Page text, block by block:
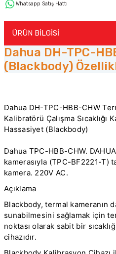
Whatsapp Satış Hattı
ÜRÜN BİLGİSİ
Dahua DH-TPC-
(Blackbody)
Dahua DH-TPC-HBB-CHW
Kalibratörü Çalışma Sıcaklığı
Hassasiyet (Blackbody)
Dahua TPC-HBB-CHW.
kamerasıyla (TPC-BF2221-T)
kamera. 220V AC.
Açıklama
Blackbody, termal kameranın
sunabilmesini sağlamak için
noktası olarak sabit bir
cihazıdır.